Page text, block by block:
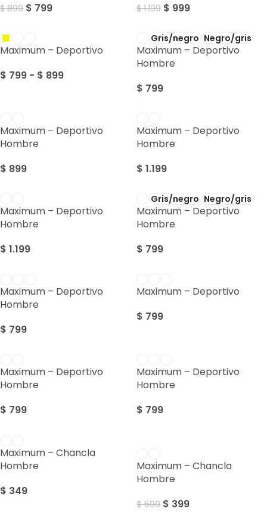
$899 $ 799 $1.199 $ 999
Maximum – Deportivo
$ 799 - $ 899
Gris/negro Negro/gris
Maximum – Deportivo
Hombre
$ 799
Maximum – Deportivo
Hombre
$ 899
Maximum – Deportivo
Hombre
$ 1.199
Maximum – Deportivo
Hombre
$ 1.199
Gris/negro Negro/gris
Maximum – Deportivo
Hombre
$ 799
Maximum – Deportivo
Hombre
$ 799
Maximum – Deportivo
$ 799
Maximum – Deportivo
Hombre
$ 799
Maximum – Deportivo
Hombre
$ 799
Maximum – Chancla
Hombre
$ 349
Maximum – Chancla
Hombre
$599 $ 399